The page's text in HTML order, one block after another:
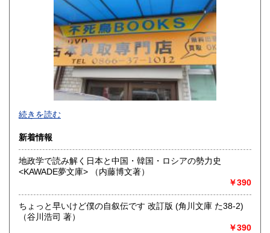
300円 徳島県
300円 愛媛県
300円 福岡県
300円 長崎県
熊本県
宮崎県
沖縄県 300円
不死鳥BOOKSでは、書籍だけでなくCD、DVD、レコード、
ゲーム、おもちゃ、骨董品まであらゆるものの買い取りがで
にお問い合わせください。出張費は、無料です。
沿線名：伯備線・桃太郎線(吉備線)
最寄駅：総社駅
定休日：年中無休
書籍の買取について
続きを読む
新着情報
地政学で読み解く日本と中国・韓国・ロシアの勢力史
<KAWADE夢文庫> （内藤博文著）
￥390
ちょっと早いけど僕の自叙伝です 改訂版 (角川文庫 た38-2)
（谷川浩司 著）
￥390